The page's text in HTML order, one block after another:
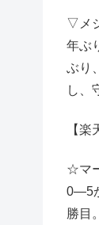
▽メ
年ぶ
ぶり
し、
【楽
☆マ
0―5
勝目